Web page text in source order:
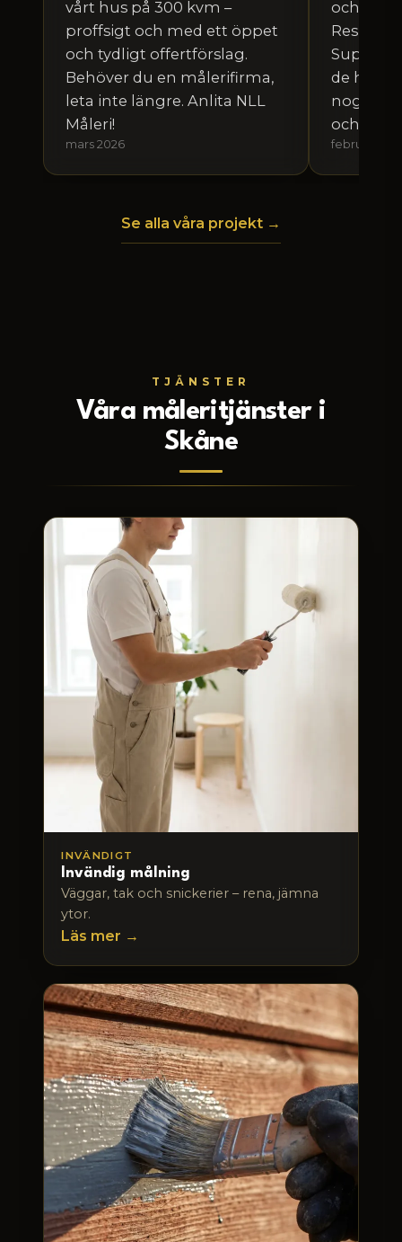
vårt hus på 300 kvm –
proffsigt och med ett öppet
och tydligt offertförslag.
Behöver du en målerifirma,
leta inte längre. Anlita NLL
Måleri!
mars 2026
och gula
de håller
och
februari
Se alla våra projekt →
TJÄNSTER
Våra måleritjänster i
Skåne
INVÄNDIGT
Invändig målning
Väggar, tak och snickerier – rena, jämna
ytor.
Läs mer →